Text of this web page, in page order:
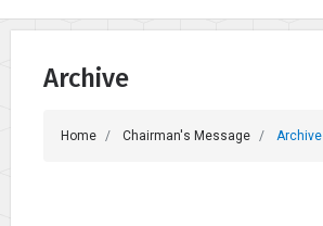
Archive
Home Chairman's Message Archive